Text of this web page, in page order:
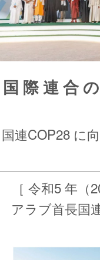
国 際 連 合
国連COP28 に
［ 令和5 年（
アラブ首長国